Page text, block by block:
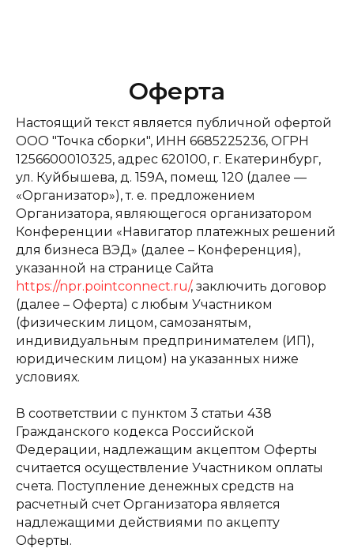
Оферта
Настоящий текст является публичной офертой
ООО "Точка сборки", ИНН 6685225236, ОГРН
1256600010325, адрес 620100, г. Екатеринбург,
ул. Куйбышева, д. 159А, помещ. 120 (далее —
«Организатор»), т. е. предложением
Организатора, являющегося организатором
Конференции «Навигатор платежных решений
для бизнеса ВЭД» (далее – Конференция),
указанной на странице Сайта
https://npr.pointconnect.ru/, заключить договор
(далее – Оферта) с любым Участником
(физическим лицом, самозанятым,
индивидуальным предпринимателем (ИП),
юридическим лицом) на указанных ниже
условиях.
В соответствии с пунктом 3 статьи 438
Гражданского кодекса Российской
Федерации, надлежащим акцептом Оферты
считается осуществление Участником оплаты
счета. Поступление денежных средств на
расчетный счет Организатора является
надлежащими действиями по акцепту
Оферты.